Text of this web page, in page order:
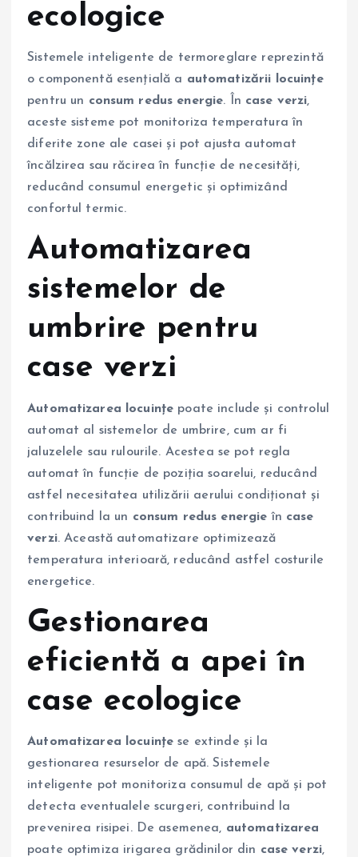
ecologice
Sistemele inteligente de termoreglare reprezintă
o componentă esențială a automatizării locuințe
pentru un consum redus energie. În case verzi,
aceste sisteme pot monitoriza temperatura în
diferite zone ale casei și pot ajusta automat
încălzirea sau răcirea în funcție de necesități,
reducând consumul energetic și optimizând
confortul termic.
Automatizarea
sistemelor de
umbrire pentru
case verzi
Automatizarea locuințe poate include și controlul
automat al sistemelor de umbrire, cum ar fi
jaluzelele sau rulourile. Acestea se pot regla
automat în funcție de poziția soarelui, reducând
astfel necesitatea utilizării aerului condiționat și
contribuind la un consum redus energie în case
verzi. Această automatizare optimizează
temperatura interioară, reducând astfel costurile
energetice.
Gestionarea
eficientă a apei în
case ecologice
Automatizarea locuințe se extinde și la
gestionarea resurselor de apă. Sistemele
inteligente pot monitoriza consumul de apă și pot
detecta eventualele scurgeri, contribuind la
prevenirea risipei. De asemenea, automatizarea
poate optimiza irigarea grădinilor din case verzi,